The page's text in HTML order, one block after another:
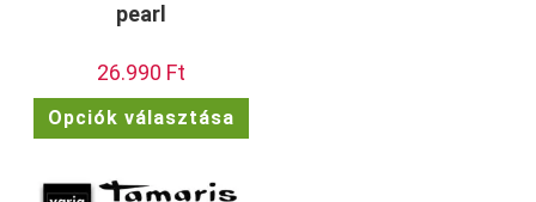
pearl
26.990 Ft
Opciók választása
terméknek